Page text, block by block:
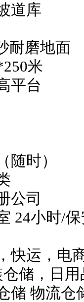
道库
耐磨地面
米
平台
时）
公司
24小时/
快运，电
储，日
储 物流仓